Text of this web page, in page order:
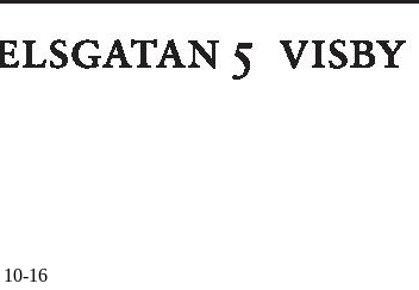
10-16